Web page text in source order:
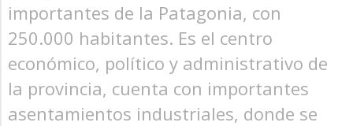
importantes de la Patagonia, con
250.000 habitantes. Es el centro
económico, político y administrativo de
la provincia, cuenta con importantes
asentamientos industriales, donde se